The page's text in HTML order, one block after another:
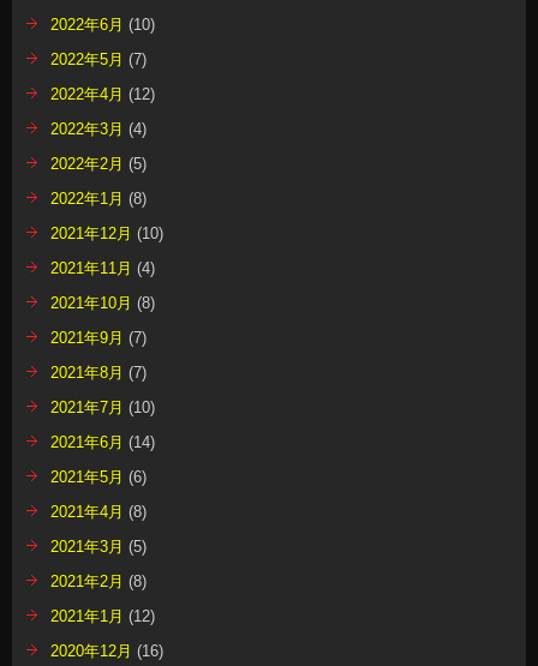
2022年6月 (10)
2022年5月 (7)
2022年4月 (12)
2022年3月 (4)
2022年2月 (5)
2022年1月 (8)
2021年12月 (10)
2021年11月 (4)
2021年10月 (8)
2021年9月 (7)
2021年8月 (7)
2021年7月 (10)
2021年6月 (14)
2021年5月 (6)
2021年4月 (8)
2021年3月 (5)
2021年2月 (8)
2021年1月 (12)
2020年12月 (16)